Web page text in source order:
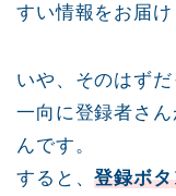
すい情報をお届け
いや、そのはず
一向に登録者さ
んです。
すると、登録ボ